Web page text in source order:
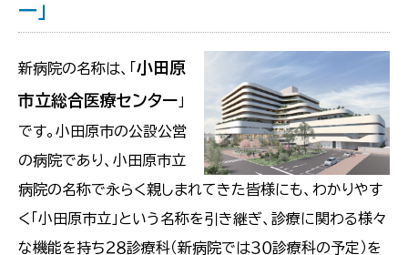
ー」
新病院の名称は、「 小田原
市立総合医療センター 」
です。小田原市の公設公営
の病院であり、小田原市立
病院の名称で永らく親しまれてきた皆様にも、わかりやす
く「小田原市立」という名称を引き継ぎ、診療に関わる様々
な機能を持ち２８診療科（新病院では３０診療科の予定）を